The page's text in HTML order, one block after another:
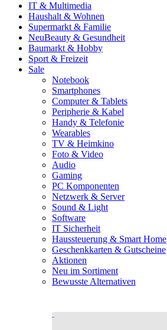
IT & Multimedia
Haushalt & Wohnen
Supermarkt & Familie
NeuBeauty & Gesundheit
Baumarkt & Hobby
Sport & Freizeit
Sale
Notebook
Smartphones
Computer & Tablets
Peripherie & Kabel
Handy & Telefonie
Wearables
TV & Heimkino
Foto & Video
Audio
Gaming
PC Komponenten
Netzwerk & Server
Sound & Light
Software
IT Sicherheit
Haussteuerung & Smart Home
Geschenkkarten & Gutscheine
Aktionen
Neu im Sortiment
Bewusste Alternativen